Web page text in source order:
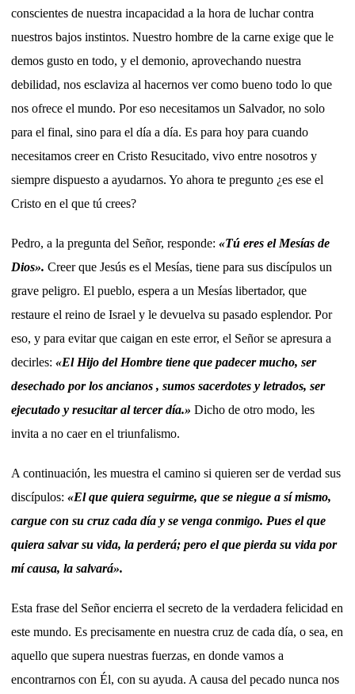
conscientes de nuestra incapacidad a la hora de luchar contra
nuestros bajos instintos. Nuestro hombre de la carne exige que le
demos gusto en todo, y el demonio, aprovechando nuestra
debilidad, nos esclaviza al hacernos ver como bueno todo lo que
nos ofrece el mundo. Por eso necesitamos un Salvador, no solo
para el final, sino para el día a día. Es para hoy para cuando
necesitamos creer en Cristo Resucitado, vivo entre nosotros y
siempre dispuesto a ayudarnos. Yo ahora te pregunto ¿es ese el
Cristo en el que tú crees?
Pedro, a la pregunta del Señor, responde: «Tú eres el Mesías de
Dios». Creer que Jesús es el Mesías, tiene para sus discípulos un
grave peligro. El pueblo, espera a un Mesías libertador, que
restaure el reino de Israel y le devuelva su pasado esplendor. Por
eso, y para evitar que caigan en este error, el Señor se apresura a
decirles: «El Hijo del Hombre tiene que padecer mucho, ser
desechado por los ancianos , sumos sacerdotes y letrados, ser
ejecutado y resucitar al tercer día.» Dicho de otro modo, les
invita a no caer en el triunfalismo.
A continuación, les muestra el camino si quieren ser de verdad sus
discípulos: «El que quiera seguirme, que se niegue a sí mismo,
cargue con su cruz cada día y se venga conmigo. Pues el que
quiera salvar su vida, la perderá; pero el que pierda su vida por
mí causa, la salvará».
Esta frase del Señor encierra el secreto de la verdadera felicidad en
este mundo. Es precisamente en nuestra cruz de cada día, o sea, en
aquello que supera nuestras fuerzas, en donde vamos a
encontrarnos con Él, con su ayuda. A causa del pecado nunca nos